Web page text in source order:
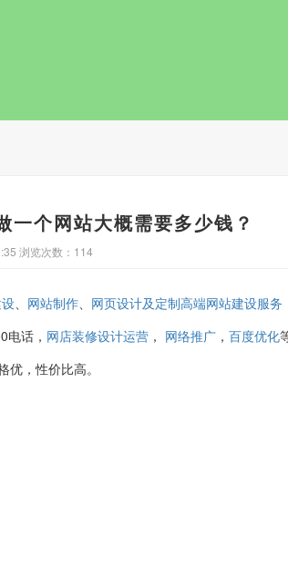
一个网站大概需要多少钱？
浏览次数：114
设、 网站制作、 网页设计及定制高端网站建设服务
电话， 网店装修设计运营 ， 网络推广 ， 百度优化
优，性价比高。